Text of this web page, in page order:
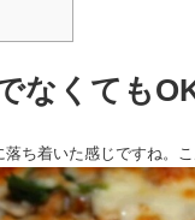
なくても
ち着いた感じですね。